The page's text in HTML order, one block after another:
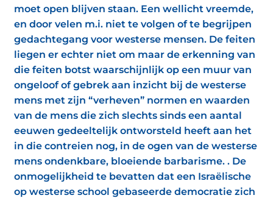
moet open blijven staan. Een wellicht vreemde,
en door velen m.i. niet te volgen of te begrijpen
gedachtegang voor westerse mensen. De feiten
liegen er echter niet om maar de erkenning van
die feiten botst waarschijnlijk op een muur van
ongeloof of gebrek aan inzicht bij de westerse
mens met zijn “verheven” normen en waarden
van de mens die zich slechts sinds een aantal
eeuwen gedeeltelijk ontworsteld heeft aan het
in die contreien nog, in de ogen van de westerse
mens ondenkbare, bloeiende barbarisme. . De
onmogelijkheid te bevatten dat een Israëlische
op westerse school gebaseerde democratie zich